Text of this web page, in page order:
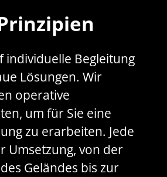
individuelle Begleitung
Lösungen. Wir
operative
um für Sie eine
zu erarbeiten. Jede
Umsetzung, von der
Geländes bis zur